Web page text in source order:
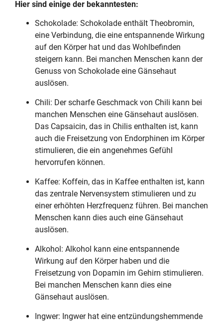
Hier sind einige der bekanntesten:
Schokolade: Schokolade enthält Theobromin,
eine Verbindung, die eine entspannende Wirkung
auf den Körper hat und das Wohlbefinden
steigern kann. Bei manchen Menschen kann der
Genuss von Schokolade eine Gänsehaut
auslösen.
Chili: Der scharfe Geschmack von Chili kann bei
manchen Menschen eine Gänsehaut auslösen.
Das Capsaicin, das in Chilis enthalten ist, kann
auch die Freisetzung von Endorphinen im Körper
stimulieren, die ein angenehmes Gefühl
hervorrufen können.
Kaffee: Koffein, das in Kaffee enthalten ist, kann
das zentrale Nervensystem stimulieren und zu
einer erhöhten Herzfrequenz führen. Bei manchen
Menschen kann dies auch eine Gänsehaut
auslösen.
Alkohol: Alkohol kann eine entspannende
Wirkung auf den Körper haben und die
Freisetzung von Dopamin im Gehirn stimulieren.
Bei manchen Menschen kann dies eine
Gänsehaut auslösen.
Ingwer: Ingwer hat eine entzündungshemmende